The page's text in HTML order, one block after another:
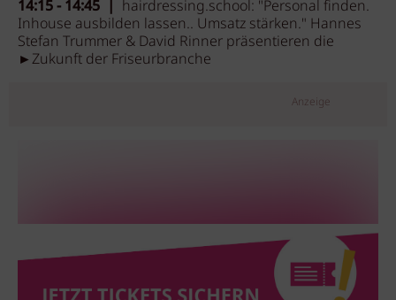
14:15 - 14:45 | hairdressing.school: "Personal finden.
Inhouse ausbilden lassen.. Umsatz stärken." Hannes
Stefan Trummer & David Rinner präsentieren die
►Zukunft der Friseurbranche
Anzeige